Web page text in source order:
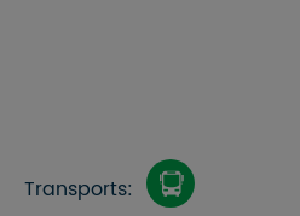
Transports: